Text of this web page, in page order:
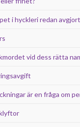
i hyckleri redan avgjort
vid dess rätta
är en fråga om